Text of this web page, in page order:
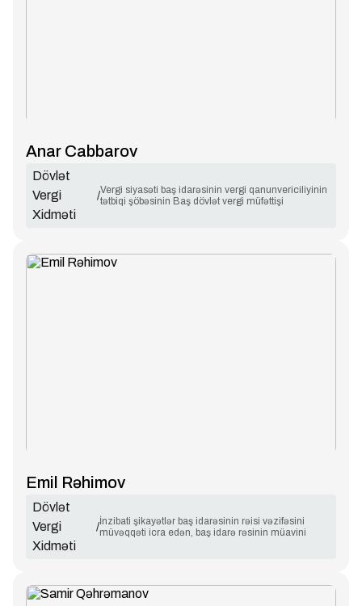
Anar Cabbarov
Dövlət
Vergi
Xidməti
/Vergi siyasəti baş idarəsinin vergi qanunvericiliyinin
tətbiqi şöbəsinin Baş dövlət vergi müfəttişi
Emil Rəhimov
Dövlət
Vergi
Xidməti
/İnzibati şikayətlər baş idarəsinin rəisi vəzifəsini
müvəqqəti icra edən, baş idarə rəsinin müavini